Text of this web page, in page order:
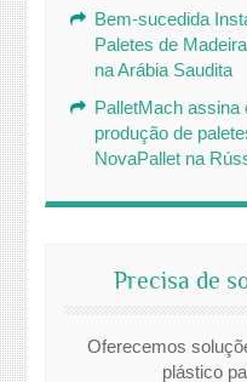
Bem-sucedida
Paletes de
na Arábia Saudita
PalletMach
produção de
NovaPallet na
Precisa de
Oferecemos
plástico